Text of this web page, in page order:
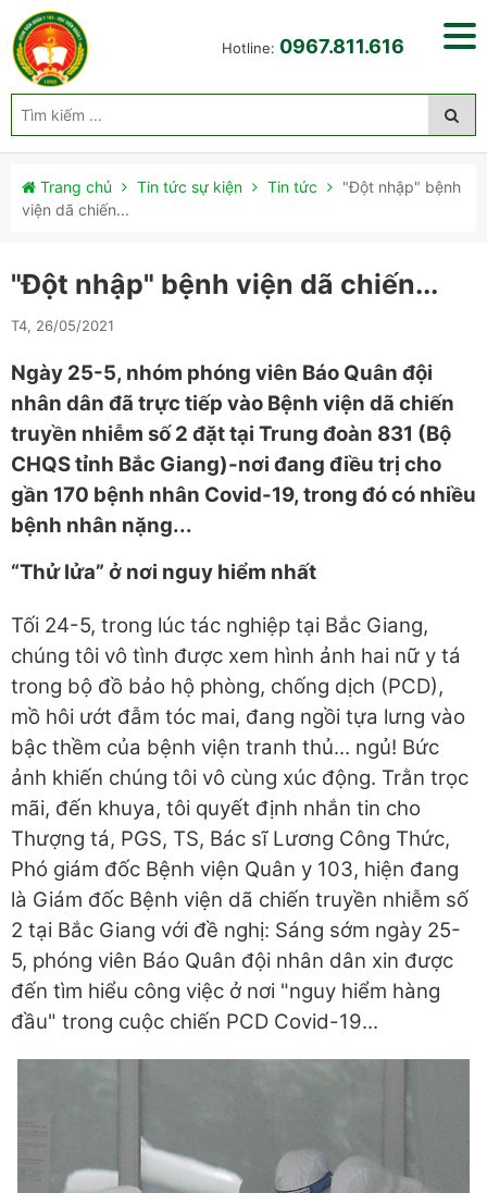
Hotline: 0967.811.616
Trang chủ Tin tức sự kiện Tin tức
"Đột nhập" bệnh
viện dã chiến...
"Đột nhập" bệnh viện dã chiến...
T4, 26/05/2021
Ngày 25-5, nhóm phóng viên Báo Quân đội
nhân dân đã trực tiếp vào Bệnh viện dã chiến
truyền nhiễm số 2 đặt tại Trung đoàn 831 (Bộ
CHQS tỉnh Bắc Giang)-nơi đang điều trị cho
gần 170 bệnh nhân Covid-19, trong đó có nhiều
bệnh nhân nặng...
“Thử lửa” ở nơi nguy hiểm nhất
Tối 24-5, trong lúc tác nghiệp tại Bắc Giang,
chúng tôi vô tình được xem hình ảnh hai nữ y tá
trong bộ đồ bảo hộ phòng, chống dịch (PCD),
mồ hôi ướt đẫm tóc mai, đang ngồi tựa lưng vào
bậc thềm của bệnh viện tranh thủ... ngủ! Bức
ảnh khiến chúng tôi vô cùng xúc động. Trằn trọc
mãi, đến khuya, tôi quyết định nhắn tin cho
Thượng tá, PGS, TS, Bác sĩ Lương Công Thức,
Phó giám đốc Bệnh viện Quân y 103, hiện đang
là Giám đốc Bệnh viện dã chiến truyền nhiễm số
2 tại Bắc Giang với đề nghị: Sáng sớm ngày 25-
5, phóng viên Báo Quân đội nhân dân xin được
đến tìm hiểu công việc ở nơi "nguy hiểm hàng
đầu" trong cuộc chiến PCD Covid-19...